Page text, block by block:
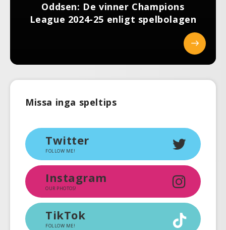
Oddsen: De vinner Champions
League 2024-25 enligt spelbolagen
Missa inga speltips
Twitter
FOLLOW ME!
Instagram
OUR PHOTOS!
TikTok
FOLLOW ME!